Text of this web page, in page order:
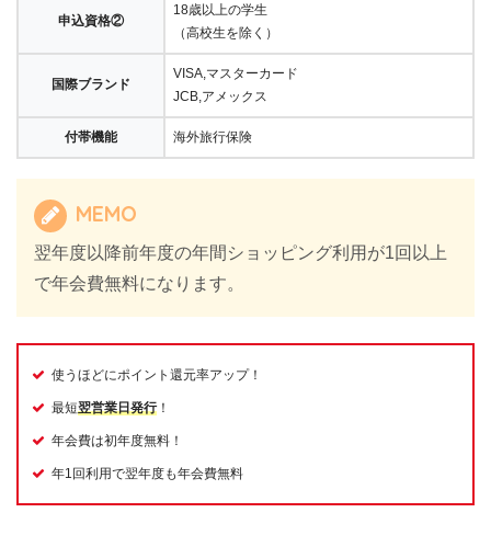
申込資格②
18歳以上の学生
（高校生を除く）
国際ブランド
VISA,マスターカード
JCB,アメックス
付帯機能 海外旅行保険
MEMO
翌年度以降前年度の年間ショッピング利用が1回以上
で年会費無料になります。
使うほどにポイント還元率アップ！
最短翌営業日発行！
年会費は初年度無料！
年1回利用で翌年度も年会費無料